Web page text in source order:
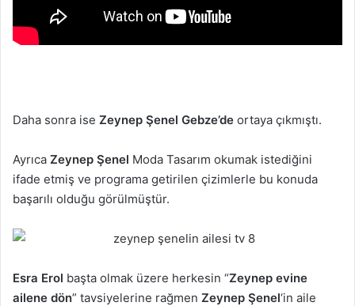
Daha sonra ise Zeynep Şenel Gebze’de ortaya çıkmıştı.
Ayrıca Zeynep Şenel Moda Tasarım okumak istediğini
ifade etmiş ve programa getirilen çizimlerle bu konuda
başarılı olduğu görülmüştür.
Esra Erol başta olmak üzere herkesin “Zeynep evine
ailene dön” tavsiyelerine rağmen Zeynep Şenel‘in aile